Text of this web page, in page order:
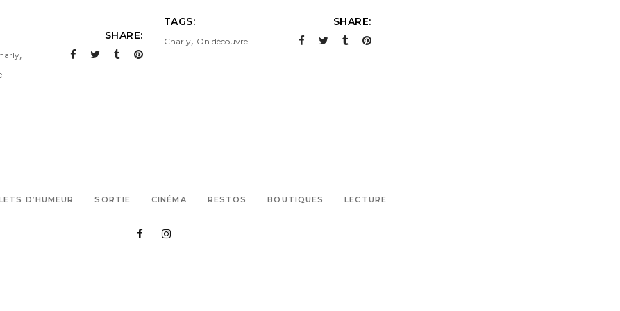
,
SHARE:
TAGS:
Charly, On découvre
SHARE:
D’HUMEUR SORTIE CINÉMA RESTOS BOUTIQUES LECTURE